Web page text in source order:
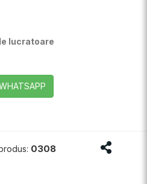
lucratoare
0308